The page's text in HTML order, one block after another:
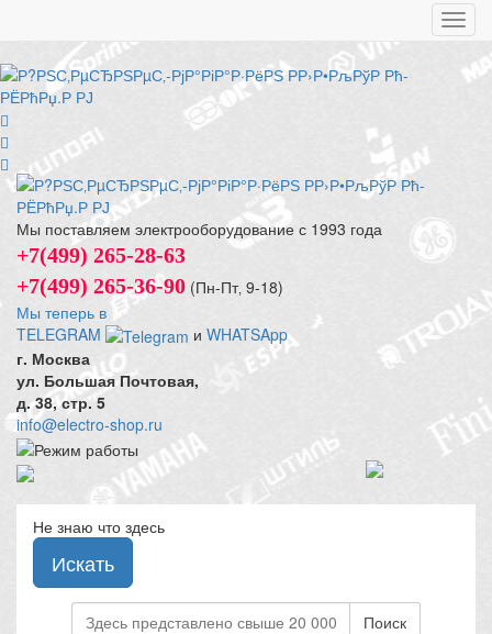
Мы поставляем электрооборудование с 1993 года
+7(499) 265-28-63
+7(499) 265-36-90 (Пн-Пт‚ 9-18)
Мы теперь в
TELEGRAM
и WHATSApp
г. Москва
ул. Большая Почтовая,
д. 38, стр. 5
info@electro-shop.ru
Не знаю что здесь
Искать
Поиск